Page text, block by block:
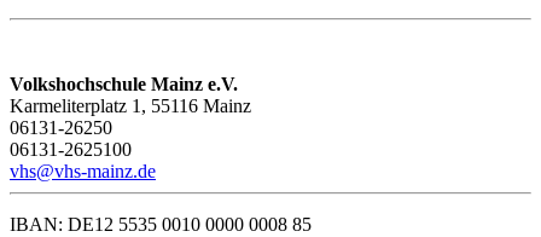
Volkshochschule Mainz e.V.
Karmeliterplatz 1, 55116 Mainz
06131-26250
06131-2625100
vhs@vhs-mainz.de
IBAN: DE12 5535 0010 0000 0008 85